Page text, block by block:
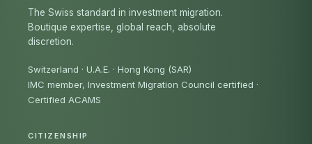
The Swiss standard in investment migration.
Boutique expertise, global reach, absolute
discretion.
Switzerland · U.A.E. · Hong Kong (SAR)
IMC member, Investment Migration Council certified ·
Certified ACAMS
CITIZENSHIP